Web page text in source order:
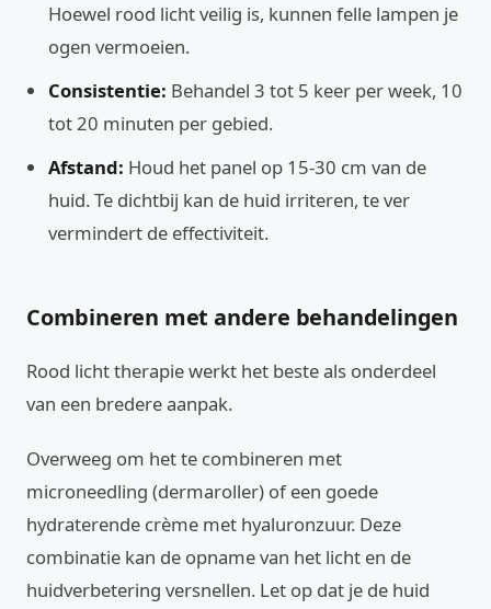
Hoewel rood licht veilig is, kunnen felle lampen je
ogen vermoeien.
Consistentie: Behandel 3 tot 5 keer per week, 10
tot 20 minuten per gebied.
Afstand: Houd het panel op 15-30 cm van de
huid. Te dichtbij kan de huid irriteren, te ver
vermindert de effectiviteit.
Combineren met andere behandelingen
Rood licht therapie werkt het beste als onderdeel
van een bredere aanpak.
Overweeg om het te combineren met
microneedling (dermaroller) of een goede
hydraterende crème met hyaluronzuur. Deze
combinatie kan de opname van het licht en de
huidverbetering versnellen. Let op dat je de huid